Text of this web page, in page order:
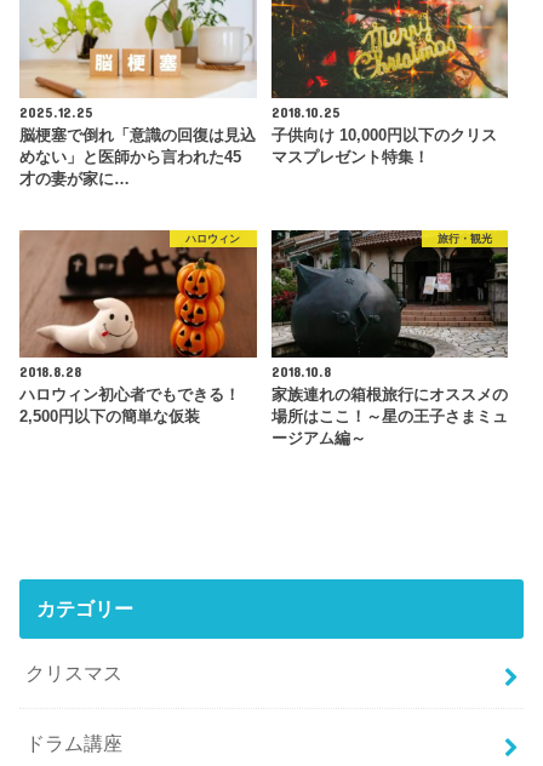
2025.12.25
脳梗塞で倒れ「意識の回復は見込
めない」と医師から言われた45
才の妻が家に…
2018.10.25
子供向け 10,000円以下のクリス
マスプレゼント特集！
ハロウィン
2018.8.28
ハロウィン初心者でもできる！
2,500円以下の簡単な仮装
旅行・観光
2018.10.8
家族連れの箱根旅行にオススメの
場所はここ！～星の王子さまミュ
ージアム編～
カテゴリー
クリスマス
ドラム講座